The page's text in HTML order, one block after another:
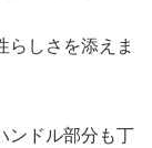
らしさを添えま
ンドル部分も丁